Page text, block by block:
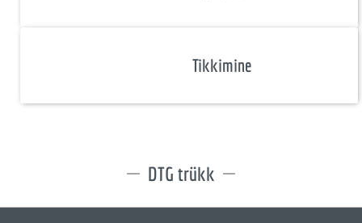
Tikkimine
DTG trükk